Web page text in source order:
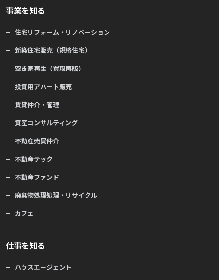
事業を知る
住宅リフォーム・リノベーション
新築住宅販売（規格住宅）
空き家再生（買取再販）
投資用アパート販売
賃貸仲介・管理
資産コンサルティング
不動産売買仲介
不動産テック
不動産ファンド
廃棄物処理処理・リサイクル
カフェ
仕事を知る
ハウスエージェント